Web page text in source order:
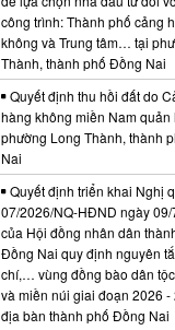
công trình: Thành phố cảng
không và Trung tâm… tại
Thành, thành phố Đồng Nai
Quyết định thu hồi đất do
hàng không miền Nam quản
phường Long Thành, thành
Nai
Quyết định triển khai Nghị
07/2026/NQ-HĐND ngày 09/
của Hội đồng nhân dân
Đồng Nai quy định nguyên
chí,… vùng đồng bào dân
và miền núi giai đoạn 2026 -
địa bàn thành phố Đồng Nai